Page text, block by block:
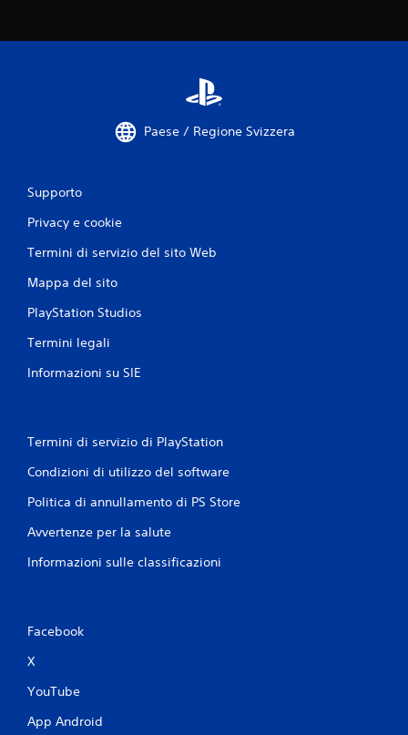
Paese / Regione Svizzera
Supporto
Privacy e cookie
Termini di servizio del sito Web
Mappa del sito
PlayStation Studios
Termini legali
Informazioni su SIE
Termini di servizio di PlayStation
Condizioni di utilizzo del software
Politica di annullamento di PS Store
Avvertenze per la salute
Informazioni sulle classificazioni
Facebook
X
YouTube
App Android